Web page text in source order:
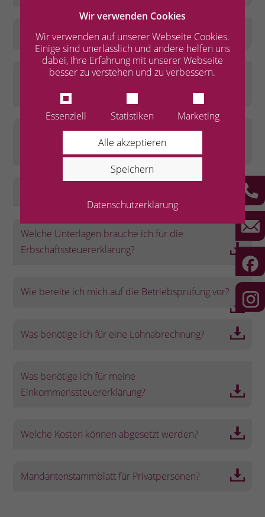
Wir verwenden Cookies
Wir verwenden auf unserer Webseite Cookies.
Einige sind unerlässlich und andere helfen uns
dabei, Ihre Erfahrung mit unserer Webseite
besser zu verstehen und zu verbessern.
Essenziell Statistiken Marketing
Alle akzeptieren
Speichern
Datenschutzerklärung
Unternehmensnachfolge
Welche Unternehmensform ist die richtige für mein
Unternehmen?
Welche Unterlagen brauche ich für die
Welche Unterlagen brauche ich für die
Erbschaftssteuererklärung?
Wie bereite ich mich auf die Betriebsprüfung vor?
Was benötige ich für eine Lohnabrechnung?
Was benötige ich für meine
Einkommenssteuererklärung?
Welche Kosten können abgesetzt werden?
Mandantenstammblatt für Privatpersonen?